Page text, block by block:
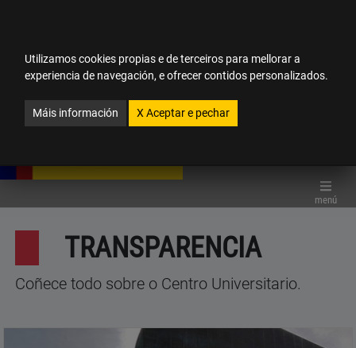
en:
enlace agochar
Utilizamos cookies propias e de terceiros para mellorar a
experiencia de navegación, e ofrecer contidos personalizados.
Máis información X Aceptar e pechar
CUFPN GL Galego
INVESTIGACIÓN
INTERNACIONAL
COMUNICACIÓNS
menú
TRANSPARENCIA
Coñece todo sobre o Centro Universitario.